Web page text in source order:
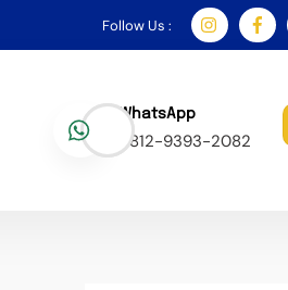
Follow Us :
WhatsApp
0812-9393-2082